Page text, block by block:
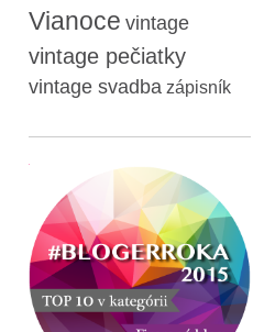
Vianoce vintage
vintage pečiatky
vintage svadba zápisník